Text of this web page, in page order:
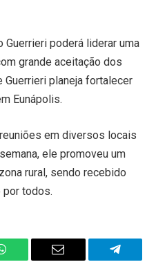
Guerrieri poderá liderar uma
grande aceitação dos
Guerrieri planeja fortalecer
Eunápolis.
em diversos locais
ele promoveu um
rural, sendo recebido
por todos.
WhatsApp Email